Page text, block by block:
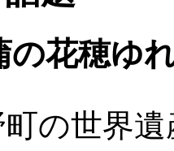
の花穂ゆ
の世界